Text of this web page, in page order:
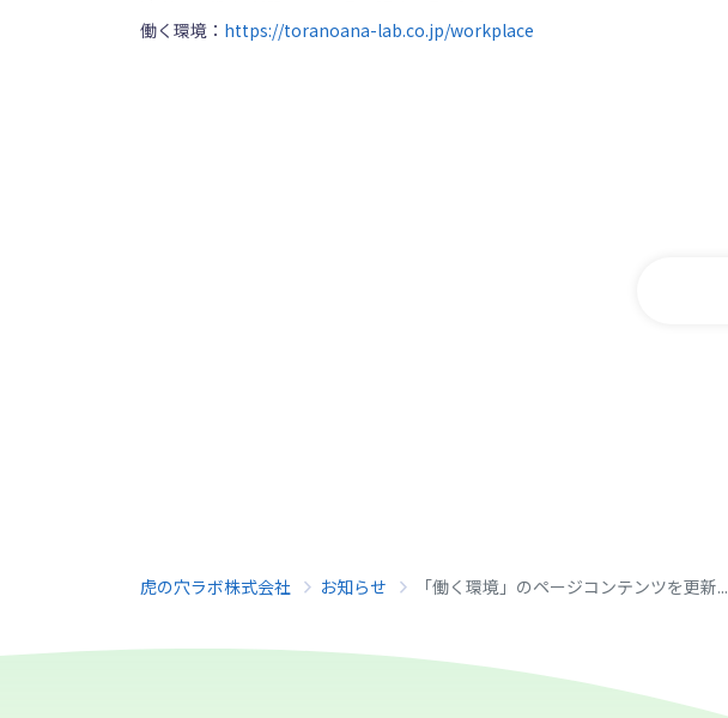
働く環境： https://toranoana-lab.co.jp/workplace
虎の穴ラボ株式会社 お知らせ 「働く環境」のページコンテンツを更新...